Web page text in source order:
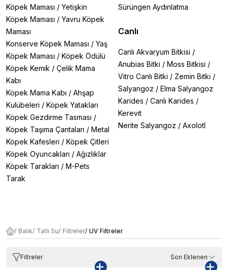
Köpek Maması / Yetişkin
Köpek Maması / Yavru Köpek
Maması
Konserve Köpek Maması / Yaş
Köpek Maması / Köpek Ödülü
Köpek Kemik / Çelik Mama
Kabı
Köpek Mama Kabı / Ahşap
Kulübeleri / Köpek Yatakları
Köpek Gezdirme Tasması /
Köpek Taşıma Çantaları / Metal
Köpek Kafesleri / Köpek Çitleri
Köpek Oyuncakları / Ağızlıklar
Köpek Tarakları / M-Pets
Tarak
Sürüngen Aydınlatma
Canlı
Canlı Akvaryum Bitkisi /
Anubias Bitki / Moss Bitkisi /
Vitro Canlı Bitki / Zemin Bitki /
Salyangoz / Elma Salyangoz
Karides / Canlı Karides /
Kerevit
Nerite Salyangoz / Axolotl
/ Balık/ Tatlı Su/ Filtreler/ UV Filtreler
Filtreler Son Eklenen